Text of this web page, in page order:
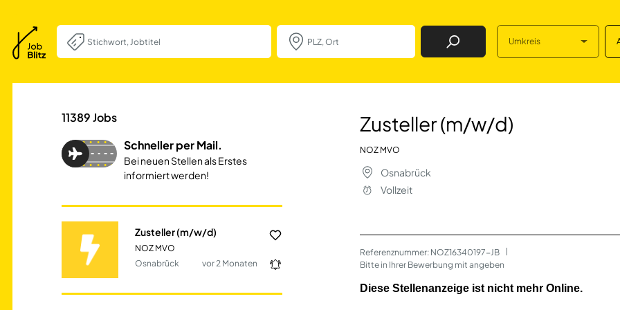
Job Finden Umkreis
Zusteller (m/w/d) in Osnabrück
11389Jobs
Schneller per Mail.
Bei neuen Stellen als Erstes
informiert werden!
Zusteller (m/w/d)
NOZ MVO
Osnabrück
vor 2 Monaten
Zusteller (m/w/d)
NOZ MVO
Osnabrück
Vollzeit
Referenznummer: NOZ16340197-JB
Bitte in Ihrer Bewerbung mit angeben